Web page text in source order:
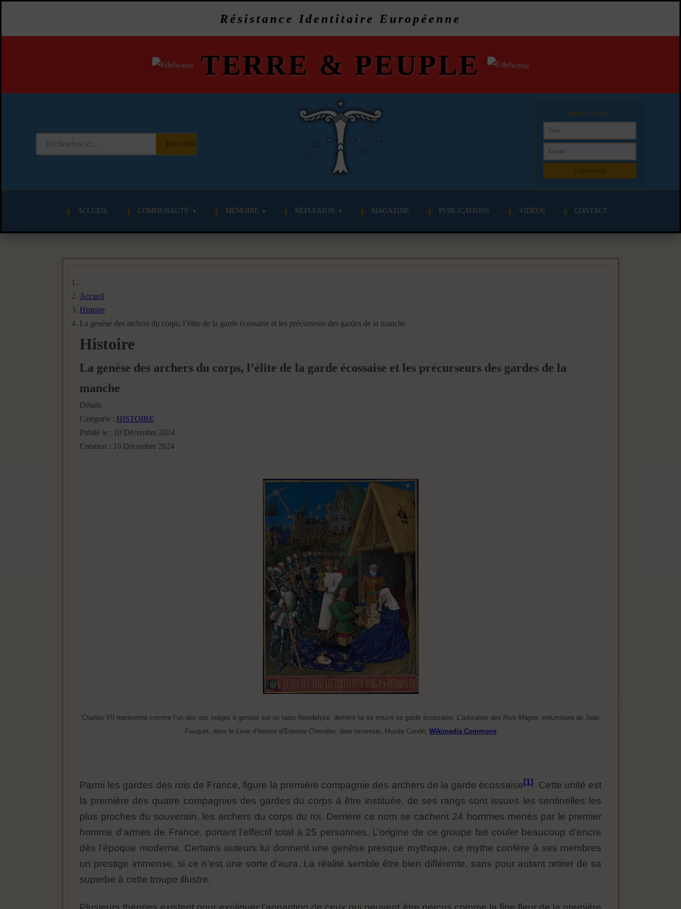
Résistance Identitaire Européenne
TERRE & PEUPLE
NEWSLETTER
ACCUEIL COMMUNAUTÉ MÉMOIRE RÉFLEXION MAGAZINE PUBLICATIONS VIDÉOS CONTACT
Accueil
Histoire
La genèse des archers du corps, l’élite de la garde écossaise et les précurseurs des gardes de la manche
Histoire
La genèse des archers du corps, l’élite de la garde écossaise et les précurseurs des gardes de la
manche
Détails
Catégorie : HISTOIRE
Publié le : 10 Décembre 2024
Création : 10 Décembre 2024
Charles VII représenté comme l’un des rois mages à genoux sur un tapis fleurdelysé, derrière lui se trouve sa garde écossaise, L’adoration des Rois Mages, enluminure de Jean
Fouquet, dans le Livre d’heures d’Etienne Chevalier, date inconnue, Musée Condé, Wikimedia Commons
Parmi les gardes des rois de France, figure la première compagnie des archers de la garde écossaise [1] . Cette unité est
la première des quatre compagnies des gardes du corps à être instituée, de ses rangs sont issues les sentinelles les
plus proches du souverain, les archers du corps du roi. Derrière ce nom se cachent 24 hommes menés par le premier
homme d’armes de France, portant l’effectif total à 25 personnes. L’origine de ce groupe fait couler beaucoup d’encre
dès l’époque moderne. Certains auteurs lui donnent une genèse presque mythique, ce mythe confère à ses membres
un prestige immense, si ce n’est une sorte d’aura. La réalité semble être bien différente, sans pour autant retirer de sa
superbe à cette troupe illustre.